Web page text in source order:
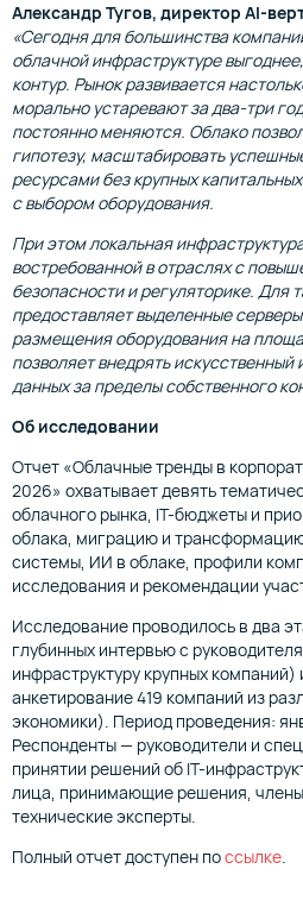
Александр Тугов, директор AI-
«Сегодня для большинства
облачной инфраструктуре
контур. Рынок развивается
морально устаревают за два-три
постоянно меняются. Облако
гипотезу, масштабировать
ресурсами без крупных
с выбором оборудования.
При этом локальная
востребованной в отраслях с
безопасности и регуляторике. Для
предоставляет выделенные
размещения оборудования на
позволяет внедрять искусственный
данных за пределы собственного
Об исследовании
Отчет «Облачные тренды в
2026» охватывает девять
облачного рынка, IT-бюджеты и
облака, миграцию и
системы, ИИ в облаке, профили
исследования и рекомендации
Исследование проводилось в два
глубинных интервью с
инфраструктуру крупных
анкетирование 419 компаний из
экономики). Период проведения:
Респонденты — руководители и
принятии решений об IT-
лица, принимающие решения,
технические эксперты.
Полный отчет доступен поссылке.